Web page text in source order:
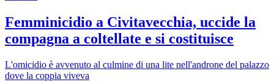
Femminicidio a Civitavecchia, uccide la
compagna a coltellate e si costituisce
L'omicidio è avvenuto al culmine di una lite nell'androne del palazzo
dove la coppia viveva